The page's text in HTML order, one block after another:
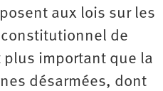
aux lois sur les
de
plus important que la
désarmées, dont